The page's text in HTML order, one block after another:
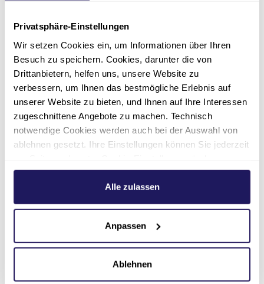
Privatsphäre-Einstellungen
Wir setzen Cookies ein, um Informationen über Ihren
Besuch zu speichern. Cookies, darunter die von
Drittanbietern, helfen uns, unsere Website zu
verbessern, um Ihnen das bestmögliche Erlebnis auf
unserer Website zu bieten, und Ihnen auf Ihre Interessen
zugeschnittene Angebote zu machen. Technisch
notwendige Cookies werden auch bei der Auswahl von
ablehnen gesetzt. Ihre Einstellungen können Sie jederzeit
Weitere Informationen hierzu finden Sie in unserer
.
Alle zulassen
Anpassen
Ablehnen
Was ist, wenn ich eine Impfung
verpasse?
Kann ich Impfungen in meinem
Heimatland erhalten oder
muss ich sie am Reiseziel
bekommen?
Kann ich Impfungen haben,
wenn ich schwanger bin?
Wie lange sind
Reiseimpfungen wirksam?